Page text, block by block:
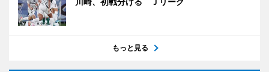
もっと見る